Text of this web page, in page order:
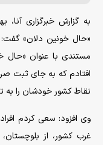
به گزارش خبرگزاری آنا،
«حال خونین دلان»
مستندی با عنوان «حال
افتادم که به جای ثبت
نقاط کشور خودشان را به
وی افزود: سعی کردم
غرب کشور، از